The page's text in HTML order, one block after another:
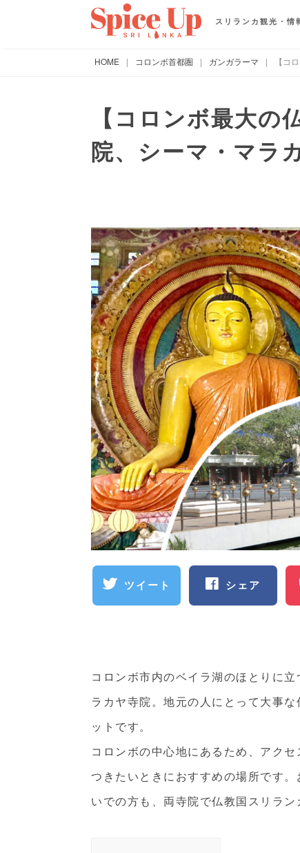
スリランカ観光・情
HOME | コロンボ首都圏 | ガンガラーマ | 【コ
【コロンボ最大の
院、シーマ・マラ
ツイート シェア
コロンボ市内のベイラ湖のほとりに
ラカヤ寺院。地元の人にとって大事
ットです。
コロンボの中心地にあるため、アク
つきたいときにおすすめの場所です
いでの方も、両寺院で仏教国スリラン